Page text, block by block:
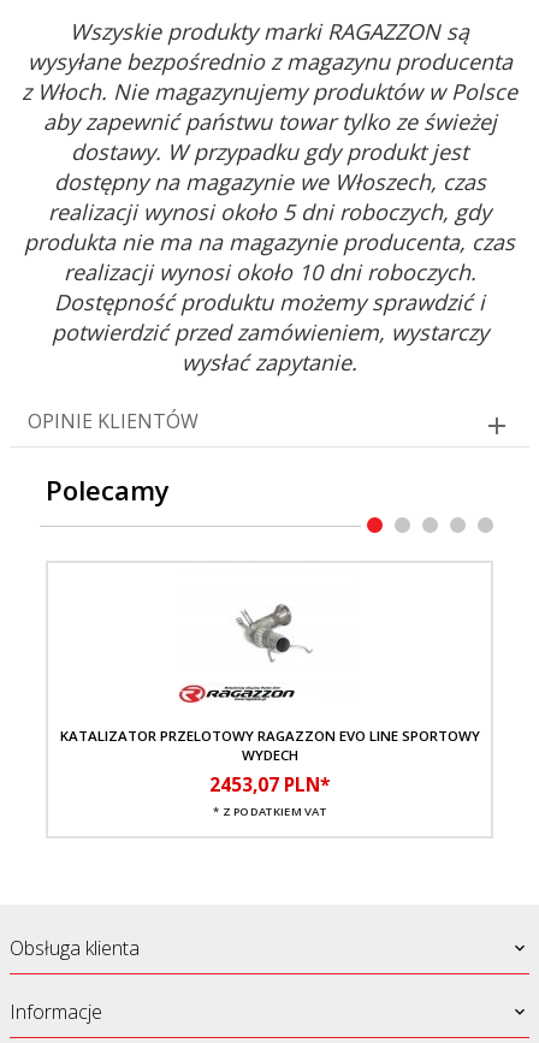
Wszyskie produkty marki RAGAZZON są
wysyłane bezpośrednio z magazynu producenta
z Włoch. Nie magazynujemy produktów w Polsce
aby zapewnić państwu towar tylko ze świeżej
dostawy. W przypadku gdy produkt jest
dostępny na magazynie we Włoszech, czas
realizacji wynosi około 5 dni roboczych, gdy
produkta nie ma na magazynie producenta, czas
realizacji wynosi około 10 dni roboczych.
Dostępność produktu możemy sprawdzić i
potwierdzić przed zamówieniem, wystarczy
wysłać zapytanie.
OPINIE KLIENTÓW
Polecamy
KATALIZATOR PRZELOTOWY RAGAZZON EVO LINE SPORTOWY
WYDECH
2453,07 PLN*
* Z PODATKIEM VAT
Obsługa klienta
Informacje